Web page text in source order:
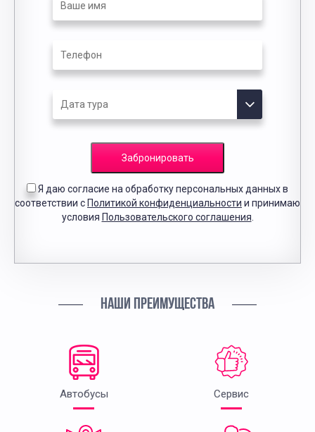
Забронировать
Я даю согласие на обработку персональных данных в
соответствии с Политикой конфиденциальности и принимаю
условия Пользовательского соглашения
НАШИ ПРЕИМУЩЕСТВА
Автобусы Сервис